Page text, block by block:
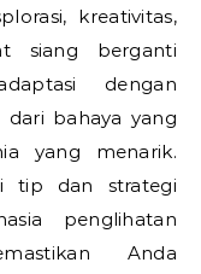
kreativitas,
siang berganti
dengan
bahaya yang
yang menarik.
tip dan strategi
penglihatan
Anda